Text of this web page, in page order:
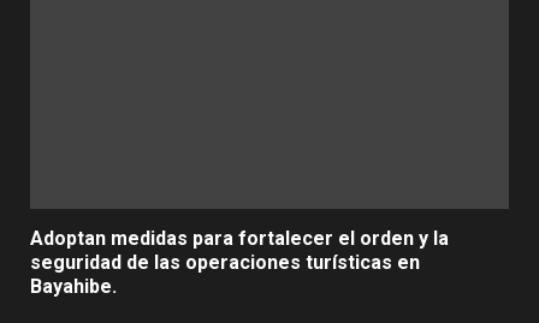
Adoptan medidas para fortalecer el orden y la
seguridad de las operaciones turísticas en
Bayahibe.